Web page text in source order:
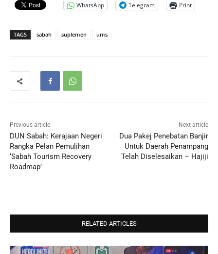
WhatsApp Telegram Print
TAGS sabah suplemen ums
Previous article
DUN Sabah: Kerajaan Negeri
Rangka Pelan Pemulihan
‘Sabah Tourism Recovery
Roadmap’
Next article
Dua Pakej Penebatan Banjir
Untuk Daerah Penampang
Telah Diselesaikan – Hajiji
RELATED ARTICLES